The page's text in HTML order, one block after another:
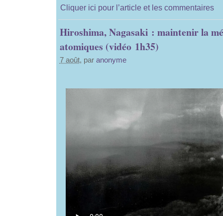
Cliquer ici pour l’article et les commentaires
Hiroshima, Nagasaki : maintenir la
atomiques (vidéo 1h35)
7 août, par anonyme